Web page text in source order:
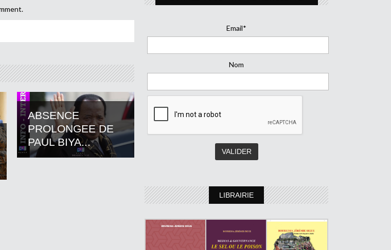
ABSENCE
PROLONGEE DE
PAUL BIYA...
Email*
Nom
LIBRAIRIE